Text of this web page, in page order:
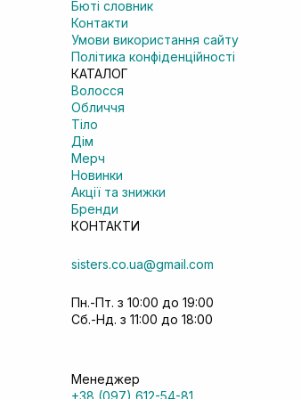
Бюті словник
Контакти
Умови використання сайту
Політика конфіденційності
КАТАЛОГ
Волосся
Обличчя
Тіло
Дім
Мерч
Новинки
Акції та знижки
Бренди
КОНТАКТИ
sisters.co.ua@gmail.com
Пн.-Пт. з 10:00 до 19:00
Сб.-Нд. з 11:00 до 18:00
Менеджер
+38 (097) 612-54-81